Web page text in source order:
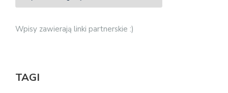
Wpisy zawierają linki partnerskie :)
TAGI